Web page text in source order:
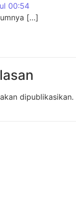
00:54
[…]
dipublikasikan.